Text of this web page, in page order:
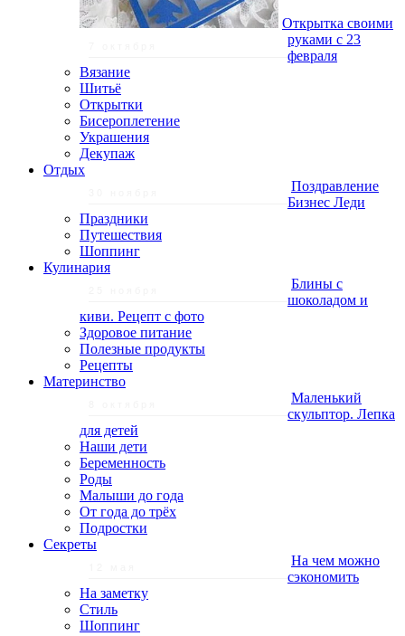
Открытка своими
руками с 23
февраля
Вязание
Шитьё
Открытки
Бисероплетение
Украшения
Декупаж
Отдых
Поздравление
Бизнес Леди
Праздники
Путешествия
Шоппинг
Кулинария
Блины с
шоколадом и
киви. Рецепт с фото
Здоровое питание
Полезные продукты
Рецепты
Материнство
Маленький
скульптор. Лепка
для детей
Наши дети
Беременность
Роды
Малыши до года
От года до трёх
Подростки
Секреты
На чем можно
сэкономить
На заметку
Стиль
Шоппинг